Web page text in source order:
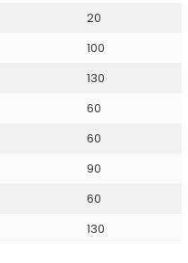
20
100
130
60
60
90
60
130